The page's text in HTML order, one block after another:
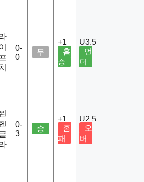
라
이
프
치
0-
0
무
+1
홈
승
U3.5
언
더
묀
헨
글
라
0-
3
승
+1
홈
패
U2.5
오
버